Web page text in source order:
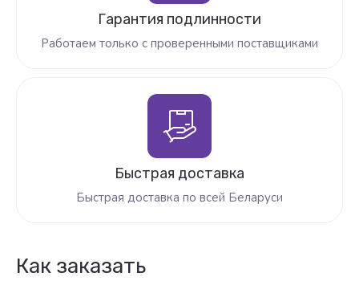
Гарантия подлинности
Работаем только с проверенными поставщиками
Быстрая доставка
Быстрая доставка по всей Беларуси
Как заказать